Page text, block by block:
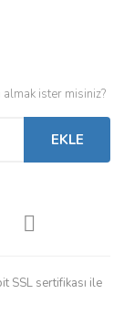
ister misiniz?
EKLE
SSL sertifikası ile